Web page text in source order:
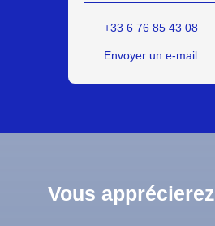
+33 6 76 85 43 08
Envoyer un e-mail
Vous apprécierez